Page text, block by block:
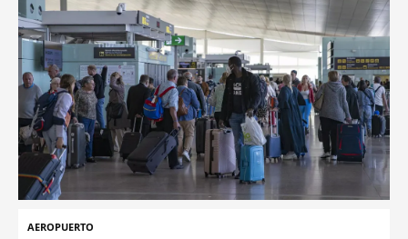
AEROPUERTO